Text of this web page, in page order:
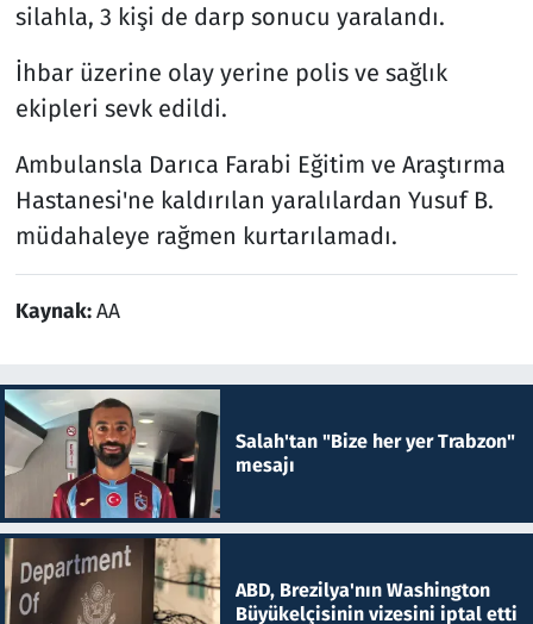
silahla, 3 kişi de darp sonucu yaralandı.
İhbar üzerine olay yerine polis ve sağlık
ekipleri sevk edildi.
Ambulansla Darıca Farabi Eğitim ve Araştırma
Hastanesi'ne kaldırılan yaralılardan Yusuf B.
müdahaleye rağmen kurtarılamadı.
Kaynak:AA
Salah'tan "Bize her yer Trabzon"
mesajı
ABD, Brezilya'nın Washington
Büyükelçisinin vizesini iptal etti
Televizyon